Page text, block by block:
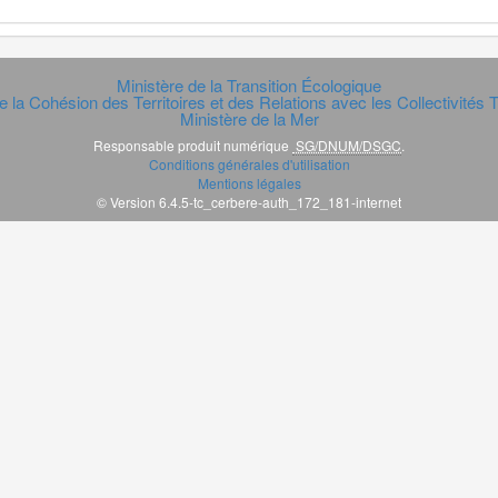
Ministère de la Transition Écologique
la Cohésion des Territoires et des Relations avec les Collectivités
Ministère de la Mer
Responsable produit numérique SG/DNUM/DSGC
Conditions générales d'utilisation
Mentions légales
© Version 6.4.5-tc_cerbere-auth_172_181-internet